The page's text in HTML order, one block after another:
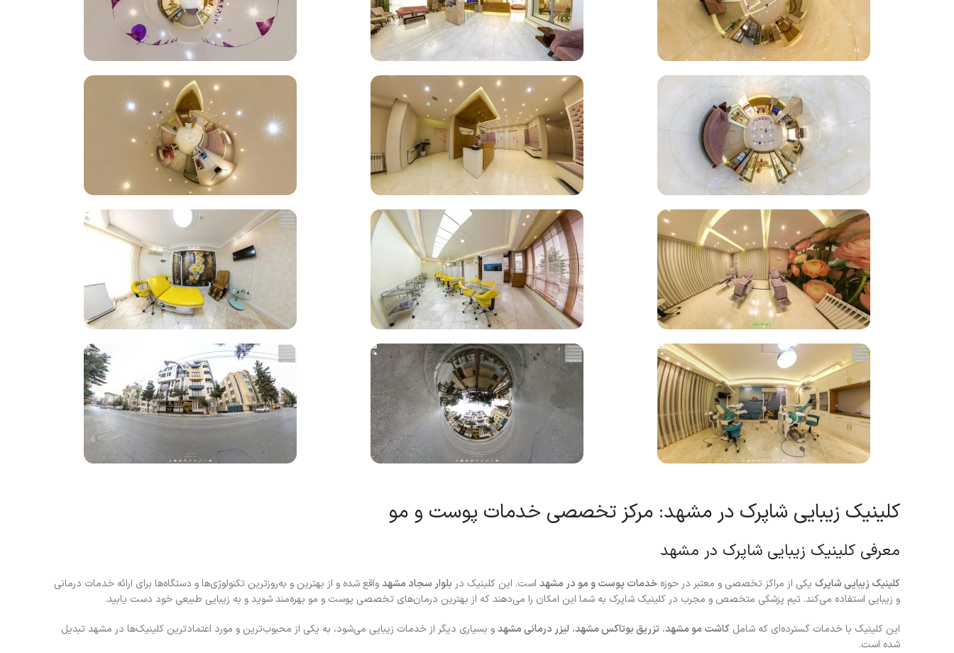
کلینیک زیبایی شاپرک در مشهد: مرکز تخصصی خدمات پوست و مو
معرفی کلینیک زیبایی شاپرک در مشهد
کلینیک زیبایی شاپرک یکی از مراکز تخصصی و معتبر در حوزه خدمات پوست و مو در مشهد است. این کلینیک در بلوار سجاد مشهدواقع شده و از بهترین و به‌روزترین تکنولوژی‌ها و دستگاه‌ها برای ارائه خدمات درمانی
و زیبایی استفاده می‌کند. تیم پزشکی متخصص و مجرب در کلینیک شاپرک به شما این امکان را می‌دهند که از بهترین درمان‌های تخصصی پوست و مو بهره‌مند شوید و به زیبایی طبیعی خود دست یابید.
این کلینیک با خدمات گسترده‌ای که شامل کاشت مو مشهد، تزریق بوتاکس مشهد، لیزر درمانی مشهدو بسیاری دیگر از خدمات زیبایی می‌شود، به یکی از محبوب‌ترین و مورد اعتمادترین کلینیک‌ها در مشهد تبدیل
شده است.